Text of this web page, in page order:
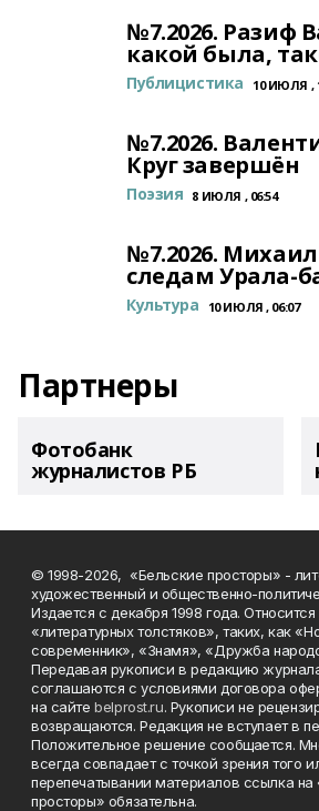
№7.2026. Разиф
какой была,
Публицистика 10 ИЮЛЯ ,
№7.2026.
Круг завершён
Поэзия 8 ИЮЛЯ , 06:54
№7.2026.
следам Урала-
Культура 10 ИЮЛЯ , 06:07
Партнеры
Фотобанк
журналистов РБ
© 1998-2026, «Бельские просторы» -
художественный и общественно-
Издается с декабря 1998 года. Относится
«литературных толстяков», таких, как
современник», «Знамя», «Дружба
Передавая рукописи в редакцию
соглашаются с условиями договора
на сайтеbelprost.ru. Рукописи не
возвращаются. Редакция не вступает в
Положительное решение сообщается.
всегда совпадает с точкой зрения того
перепечатывании материалов ссылка на
просторы» обязательна.